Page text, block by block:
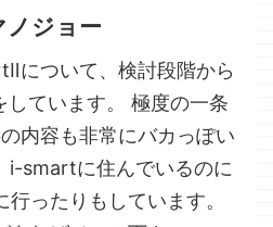
ノジョー
について、検討段階から
しています。 極度の一条
内容も非常にバカっぽい
i-smartに住んでいるのに
ったりもしています。